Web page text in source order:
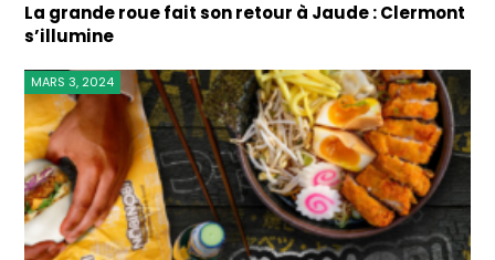
La grande roue fait son retour à Jaude : Clermont
s’illumine
MARS 3, 2024